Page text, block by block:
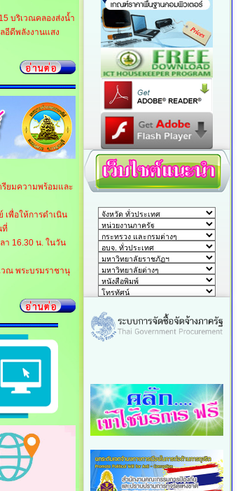
บริเวณคลองส่งน้ำ
อีดีพลังงานแสง
รียมความพร้อมและ
พื่อให้การดำเนิน
ที่
า 16.30 น. ในวัน
วณ พระบรมราชานุ